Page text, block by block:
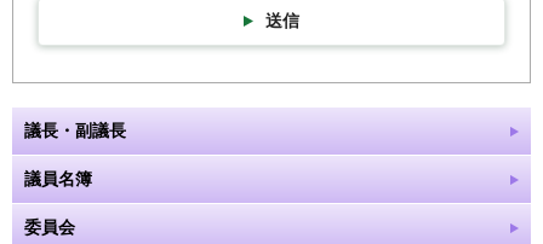
送信
議長・副議長
議員名簿
委員会